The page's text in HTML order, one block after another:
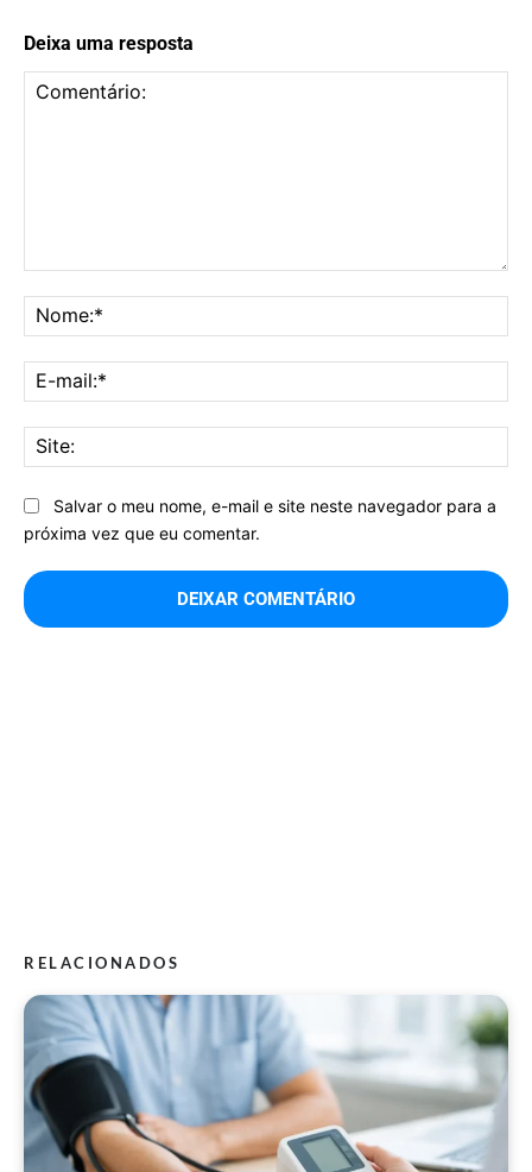
Deixa uma resposta
Salvar o meu nome, e-mail e site neste navegador para a
próxima vez que eu comentar.
RELACIONADOS